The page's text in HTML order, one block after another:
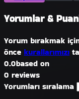
Yorumlar &
Yorum bırakmak
önce kurallarımızı
0.0based on
0 reviews
Yorumları sıralama